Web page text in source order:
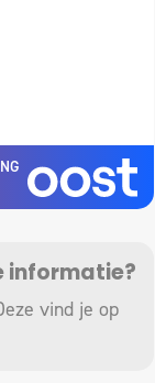
informatie?
vind je op